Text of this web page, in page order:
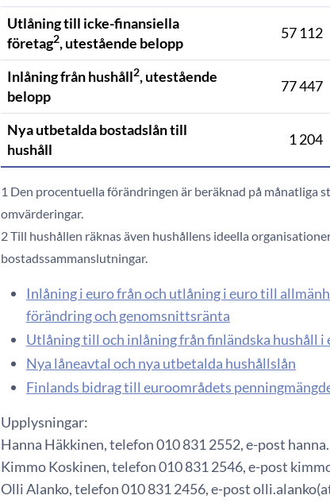
Utlåning till icke-finansiella
företag2, utestående belopp
57 112
Inlåning från hushåll2, utestående
belopp
77 447
Nya utbetalda bostadslån till
hushåll
1 204
1 Den procentuella förändringen är beräknad på månatliga
omvärderingar.
2 Till hushållen räknas även hushållens ideella
bostadssammanslutningar.
Inlåning i euro från och utlåning i euro till
förändring och genomsnittsränta
Utlåning till och inlåning från finländska hushåll i
Nya låneavtal och nya utbetalda hushållslån
Finlands bidrag till euroområdets
Upplysningar:
Hanna Häkkinen, telefon 010 831 2552, e-post
Kimmo Koskinen, telefon 010 831 2546, e-post
Olli Alanko, telefon 010 831 2456, e-post